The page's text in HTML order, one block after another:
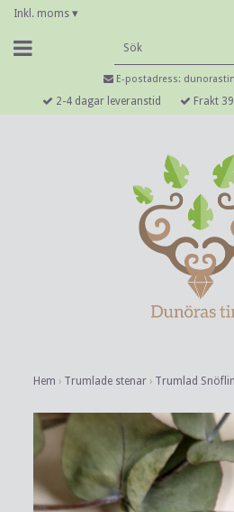
Inkl. moms ▾
E-postadress:
2-4 dagar leveranstid Frakt
Hem › Trumlade stenar › Trumlad